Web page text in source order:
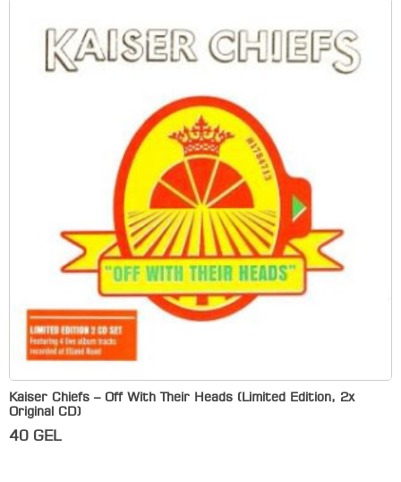
Kaiser Chiefs – Off With Their Heads (Limited Edition, 2x
Original CD)
40 GEL